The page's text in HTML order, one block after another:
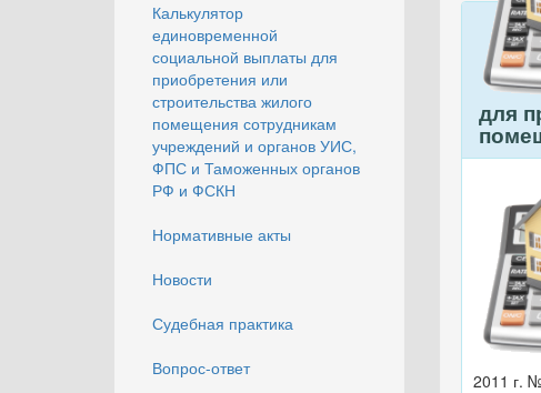
Калькулятор
единовременной
социальной выплаты для
приобретения или
строительства жилого
помещения сотрудникам
учреждений и органов УИС,
ФПС и Таможенных органов
РФ и ФСКН
Нормативные акты
Новости
Судебная практика
Вопрос-ответ
для
2011 г.